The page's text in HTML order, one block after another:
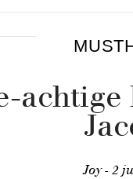
achtige
Joy - 2